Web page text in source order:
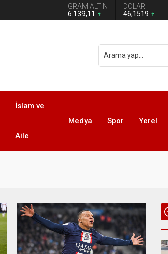
GRAM ALTIN
6.139,11
DOLAR
46,1519
İslam ve
Aile
Medya Spor Yerel